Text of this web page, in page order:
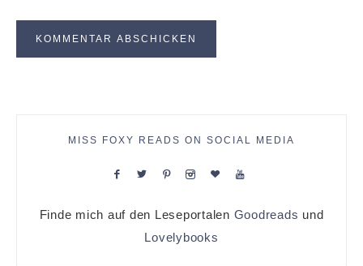
MISS FOXY READS ON SOCIAL MEDIA
Finde mich auf den Leseportalen Goodreads und
Lovelybooks